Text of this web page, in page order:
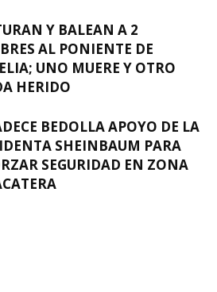
Y BALEAN A 2
AL PONIENTE DE
UNO MUERE Y OTRO
HERIDO
BEDOLLA APOYO DE LA
SHEINBAUM PARA
SEGURIDAD EN ZONA